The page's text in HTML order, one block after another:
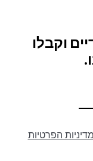
וקבלו
מדיניות הפרטיות